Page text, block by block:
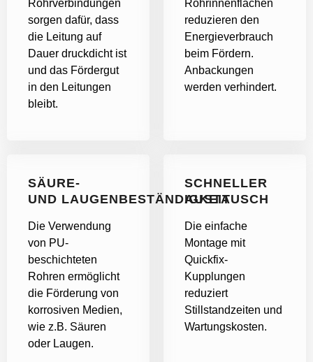
Rohrverbindungen
sorgen dafür, dass
die Leitung auf
Dauer druckdicht ist
und das Fördergut
in den Leitungen
bleibt.
Rohrinnenflächen
reduzieren den
Energieverbrauch
beim Fördern.
Anbackungen
werden verhindert.
SÄURE-
UND LAUGENBESTÄNDIGKEIT
Die Verwendung
von PU-
beschichteten
Rohren ermöglicht
die Förderung von
korrosiven Medien,
wie z.B. Säuren
oder Laugen.
SCHNELLER
AUSTAUSCH
Die einfache
Montage mit
Quickfix-
Kupplungen
reduziert
Stillstandzeiten und
Wartungskosten.